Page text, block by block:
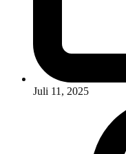
Juli 11, 2025